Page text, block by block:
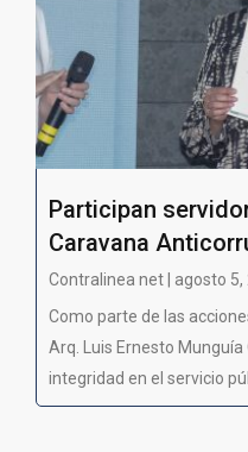
Participan
Caravana
Contralinea net | agosto 5,
Como parte de las
Arq. Luis Ernesto
integridad en el servicio